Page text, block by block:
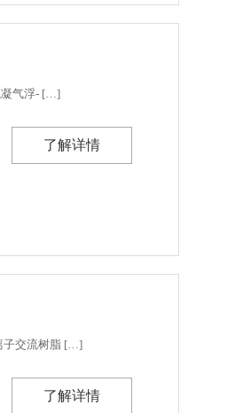
凝气浮- […]
了解详情
子交流树脂 […]
了解详情